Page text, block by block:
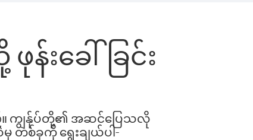
န်းခေါ်ခြင်း
ည်။ ကျွန်ုပ်တို့၏ အဆင်ပြေသလို
တစ်ခုကို ရွေးချယ်ပါ-